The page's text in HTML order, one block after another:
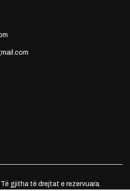
gjitha të drejtat e rezervuara.